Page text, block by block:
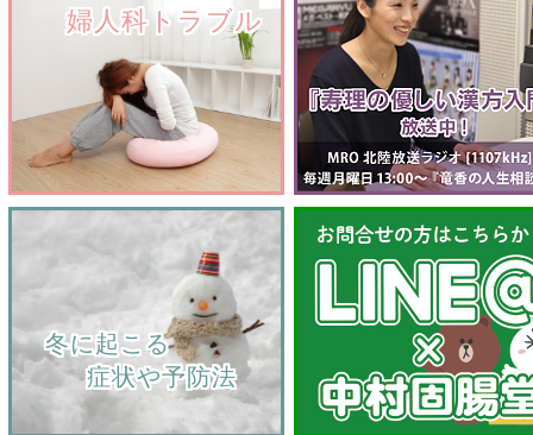
婦人科トラブル
    冬に起こる
         症状や予防法